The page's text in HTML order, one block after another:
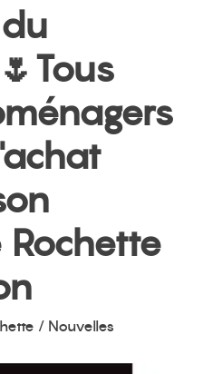
/ Nouvelles